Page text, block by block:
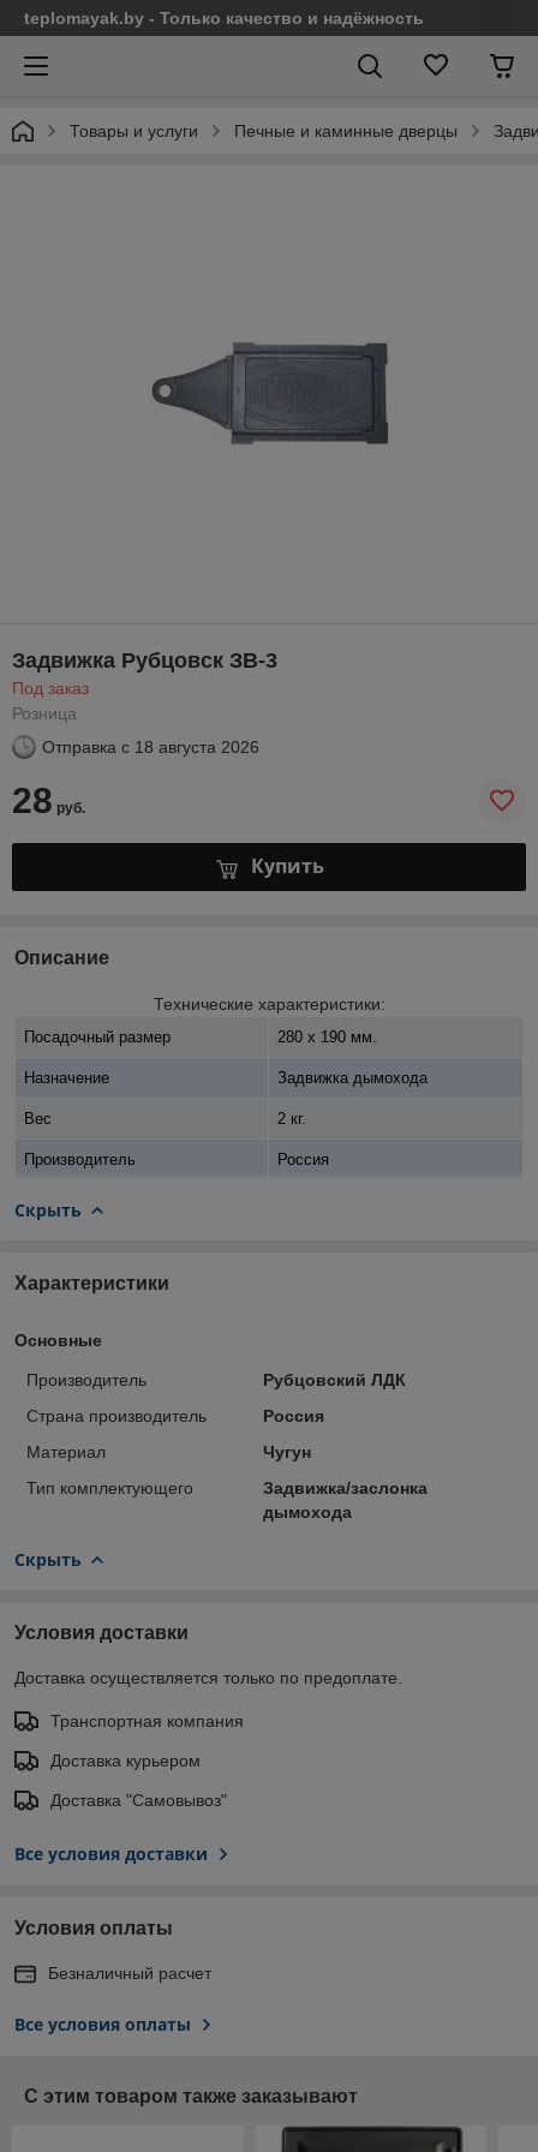
teplomayak.by - Только качество и надёжность
Товары и услуги Печные и каминные дверцы
Задвижка Рубцовск ЗВ-3
Под заказ
Розница
Отправка с 18 августа 2026
28 руб.
Купить
Описание
Технические характеристики:
Посадочный размер 280 x 190 мм.
Назначение Задвижка дымохода
Вес 2 кг.
Производитель Россия
Скрыть
Характеристики
Основные
Производитель
Рубцовский ЛДК
Страна производитель
Россия
Материал
Чугун
Тип комплектующего
Задвижка/заслонка
дымохода
Скрыть
Условия доставки
Доставка осуществляется только по предоплате.
Транспортная компания
Доставка курьером
Доставка "Самовывоз"
Все условия доставки
Условия оплаты
Безналичный расчет
Все условия оплаты
С этим товаром также заказывают